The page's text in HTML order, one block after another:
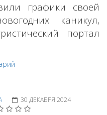
графики своей
каникул,
портал
30 ДЕКАБРЯ 2024